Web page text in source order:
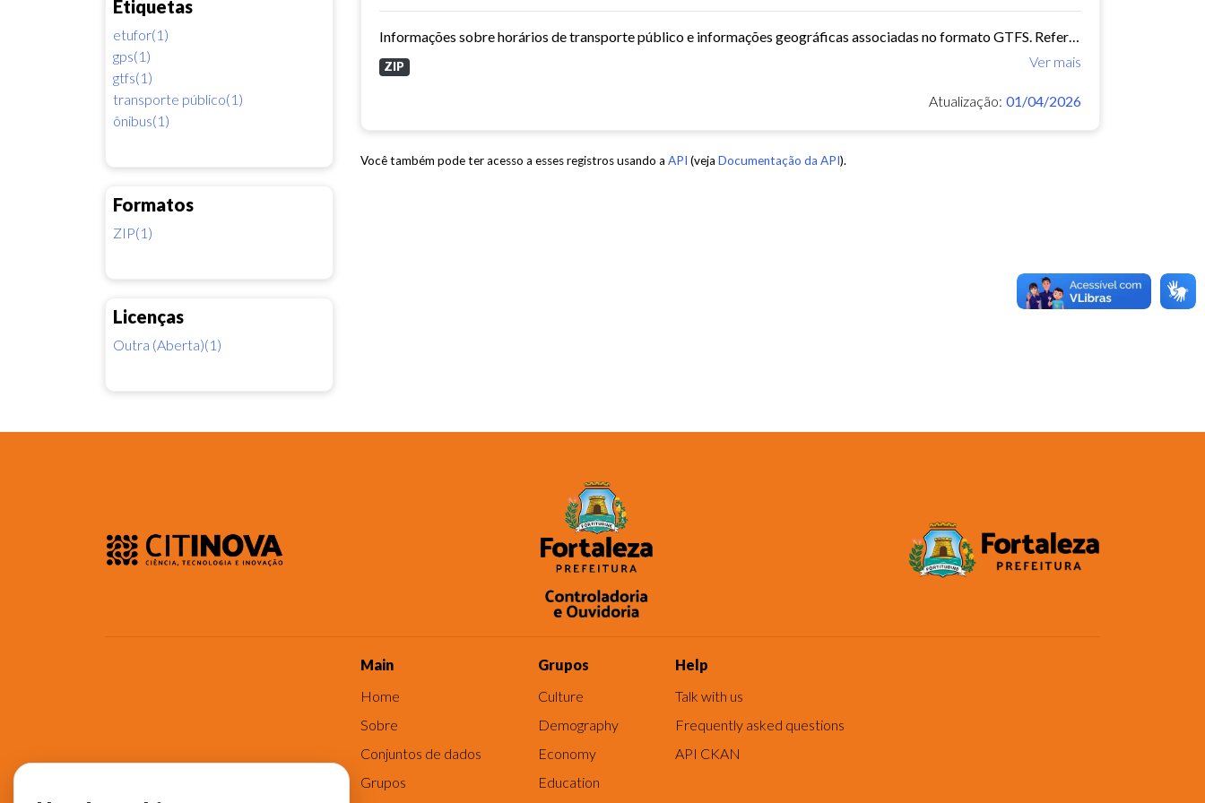
Etiquetas
etufor(1)
gps(1)
gtfs(1)
transporte público(1)
ônibus(1)
Formatos
ZIP(1)
Licenças
Outra (Aberta)(1)
Informações sobre horários de transporte público e informações geográficas associadas no formato GTFS. Referente ao mês 010/2025
Ver mais
ZIP
Atualização: 01/04/2026
Você também pode ter acesso a esses registros usando a API (veja Documentação da API).
Main
Home
Sobre
Conjuntos de dados
Grupos
Grupos
Culture
Demography
Economy
Education
Help
Talk with us
Frequently asked questions
API CKAN